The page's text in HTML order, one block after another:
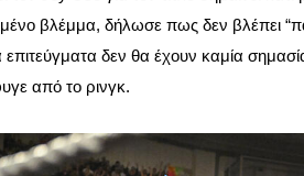
βλέμμα, δήλωσε πως δεν βλέπει
επιτεύγματα δεν θα έχουν καμία
από το ρινγκ.